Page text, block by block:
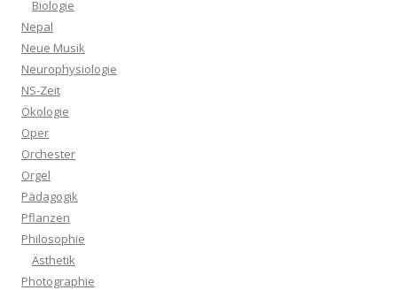
Biologie
Nepal
Neue Musik
Neurophysiologie
NS-Zeit
Ökologie
Oper
Orchester
Orgel
Pädagogik
Pflanzen
Philosophie
Ästhetik
Photographie